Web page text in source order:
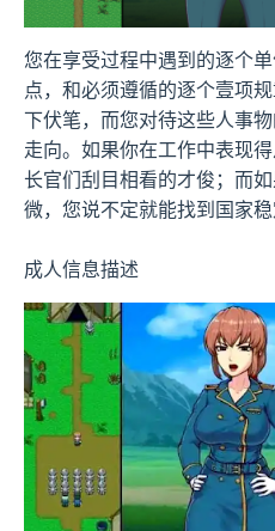
您在享受过程中遇到的逐个
点，和必须遵循的逐个壹项
下伏笔，而您对待这些人事
走向。如果你在工作中表现
长官们刮目相看的才俊；而
微，您说不定就能找到国家
成人信息描述